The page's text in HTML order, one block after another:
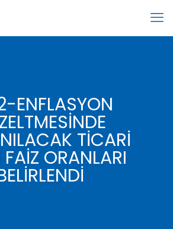
ENFLASYON
TİCARİ
FAİZ ORANLARI